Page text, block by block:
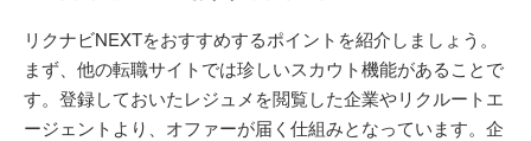
リクナビNEXTをおすすめするポイントを紹介しましょう。
まず、他の転職サイトでは珍しいスカウト機能があることで
す。登録しておいたレジュメを閲覧した企業やリクルートエ
ージェントより、オファーが届く仕組みとなっています。企